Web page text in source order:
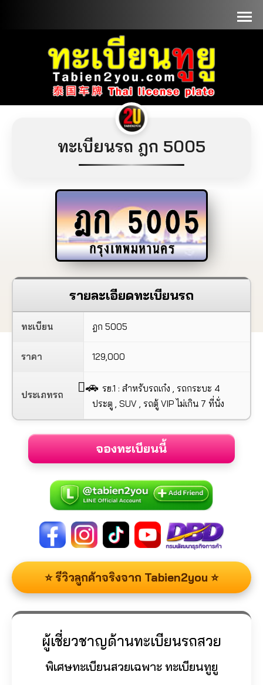
ทะเบียนรถ ฎก 5005
ฎก 5005
กรุงเทพมหานคร
รายละเอียดทะเบียนรถ
ทะเบียน ฎก 5005
ราคา 129,000
ประเภทรถ
🚗 รย.1 : สำหรับรถเก๋ง , รถกระบะ 4
ประตู , SUV , รถตู้ VIP ไม่เกิน 7 ที่นั่ง
จองทะเบียนนี้
⭐ รีวิวลูกค้าจริงจาก Tabien2you ⭐
ผู้เชี่ยวชาญด้านทะเบียนรถสวย
พิเศษทะเบียนสวยเฉพาะ ทะเบียนทูยู